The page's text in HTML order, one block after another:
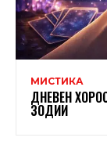
МИСТИКА
ДНЕВЕН
ЗОДИИ